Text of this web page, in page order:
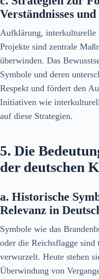
Verständnisses und
Aufklärung, interkulturelle
Projekte sind zentrale
überwinden. Das
Symbole und deren
Respekt und fördert den
Initiativen wie
auf diese Strategien.
5. Die
der deutschen
a. Historische
Relevanz in
Symbole wie das
oder die Reichsflagge sind
verwurzelt. Heute stehen
Überwindung von